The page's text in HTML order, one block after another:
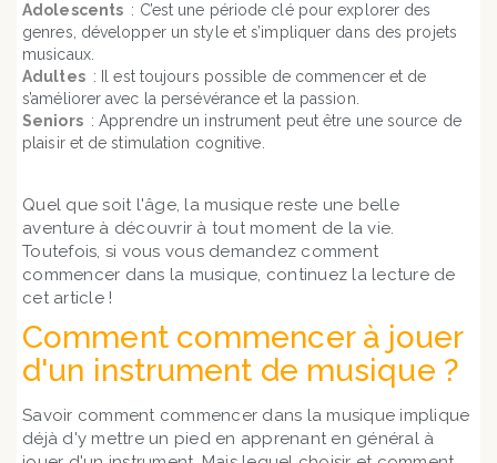
Adolescents : C’est une période clé pour explorer des
genres, développer un style et s’impliquer dans des projets
musicaux.
Adultes : Il est toujours possible de commencer et de
s’améliorer avec la persévérance et la passion.
Seniors : Apprendre un instrument peut être une source de
plaisir et de stimulation cognitive.
Quel que soit l'âge, la musique reste une belle
aventure à découvrir à tout moment de la vie.
Toutefois, si vous vous demandez comment
commencer dans la musique, continuez la lecture de
cet article !
Comment commencer à jouer
d'un instrument de musique ?
Savoir comment commencer dans la musique implique
déjà d'y mettre un pied en apprenant en général à